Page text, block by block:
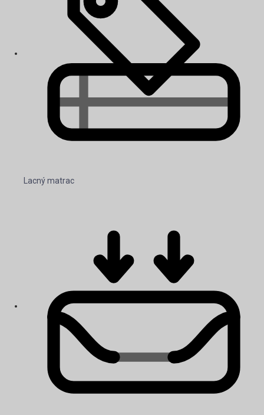
Lacný matrac